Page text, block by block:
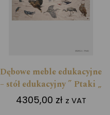
Dębowe meble edukacyjne
– stół edukacyjny ” Ptaki „
4305,00 zł z VAT